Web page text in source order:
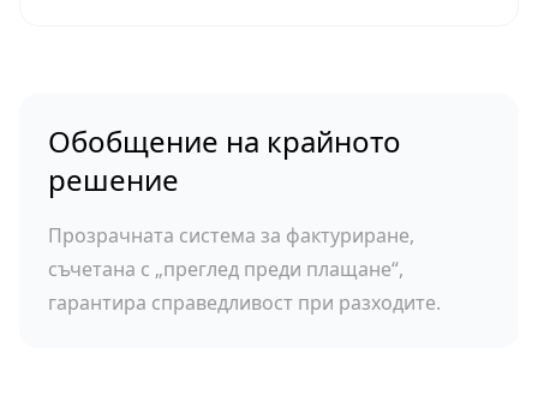
Обобщение на крайното
решение
Прозрачната система за фактуриране,
съчетана с „преглед преди плащане“,
гарантира справедливост при разходите.